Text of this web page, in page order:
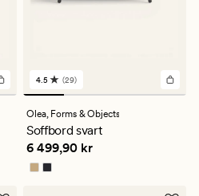
29
omdömen
med
ett
genomsnittligt
betyg
på
4.5
4.5 (29)
Olea, Forms & Objects
Soffbord svart
Pris 6 499,90 kr
6 499,90 kr